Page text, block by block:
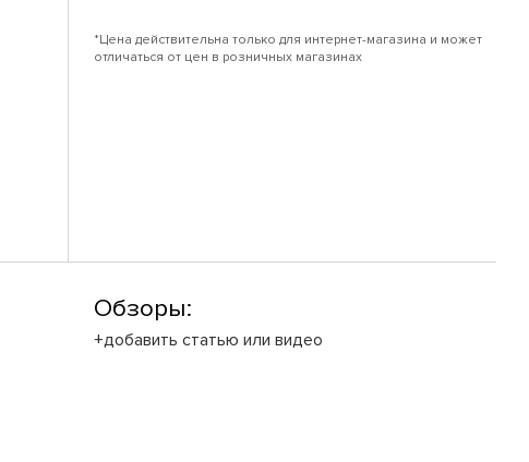
*Цена действительна только для интернет-магазина и может
отличаться от цен в розничных магазинах
Обзоры:
+добавить статью или видео